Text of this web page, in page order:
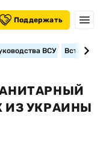
Поддержать
ВСУ
ИЗ УКРАИНЫ